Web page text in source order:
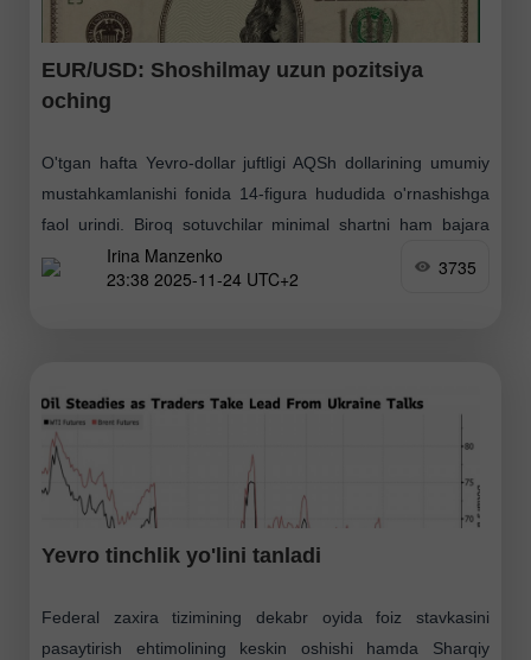
EUR/USD: Shoshilmay uzun pozitsiya
oching
O'tgan hafta Yevro-dollar juftligi AQSh dollarining umumiy
mustahkamlanishi fonida 14-figura hududida o'rnashishga
faol urindi. Biroq sotuvchilar minimal shartni ham bajara
olishmadi — ular oraliq qo'llab-quvvatlash darajasi bo'lgan
1.1500 (to'rt soatlik
Irina Manzenko
23:38 2025-11-24 UTC+2
3735
Yevro tinchlik yo'lini tanladi
Federal zaxira tizimining dekabr oyida foiz stavkasini
pasaytirish ehtimolining keskin oshishi hamda Sharqiy